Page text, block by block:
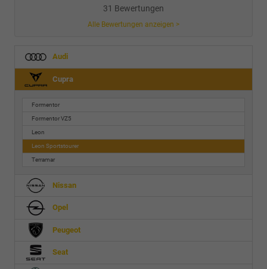
31 Bewertungen
Alle Bewertungen anzeigen >
Audi
Cupra
Formentor
Formentor VZ5
Leon
Leon Sportstourer
Terramar
Nissan
Opel
Peugeot
Seat